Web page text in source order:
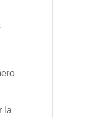
la